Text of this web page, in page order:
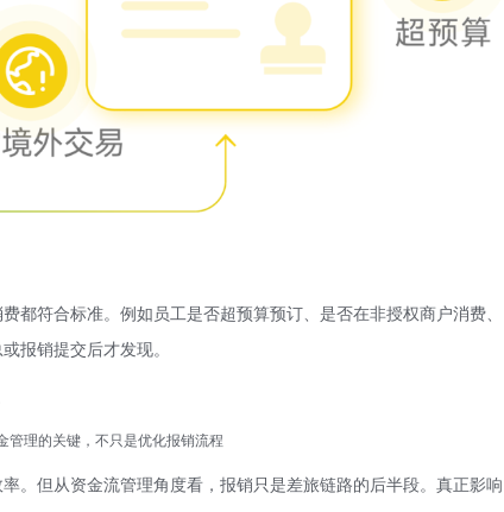
都符合标准。例如员工是否超预算预订、是否在非授权商户消费、
报销提交后才发现。
管理的关键，不只是优化报销流程
。但从资金流管理角度看，报销只是差旅链路的后半段。真正影响